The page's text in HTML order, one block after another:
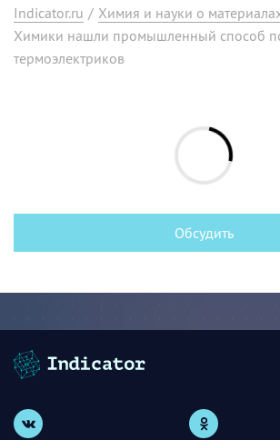
Indicator.ru / Химия и науки о
Химики нашли промышленный способ
термоэлектриков
Обсудить